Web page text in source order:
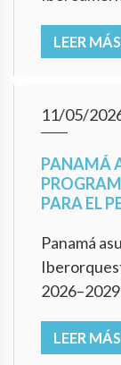
LEER MÁS
11/05/
PANAMÁ
PARA EL
Panamá
2026–2029
LEER MÁS